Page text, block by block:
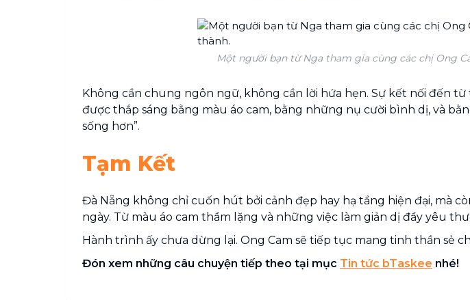
Một người bạn từ Nga tham gia cùng các chị Ong
Không cần chung ngôn ngữ, không cần lời hứa hẹn. Sự kết nối đến
được thắp sáng bằng màu áo cam, bằng những nụ cười bình dị, và
sống hơn”.
Tạm Kết
Đà Nẵng không chỉ cuốn hút bởi cảnh đẹp hay hạ tầng hiện đại, mà
ngày. Từ màu áo cam thầm lặng và những việc làm giản dị đầy yêu
Hành trình ấy chưa dừng lại. Ong Cam sẽ tiếp tục mang tinh thần sẻ
Đón xem những câu chuyện tiếp theo tại mục Tin tức bTaskee nhé!